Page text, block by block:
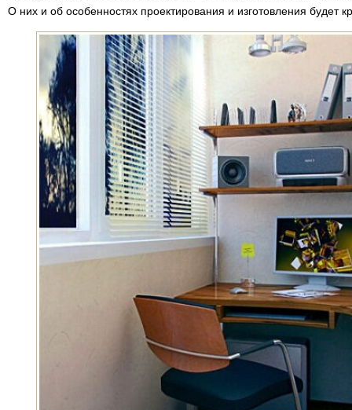
О них и об особенностях проектирования и изготовления будет